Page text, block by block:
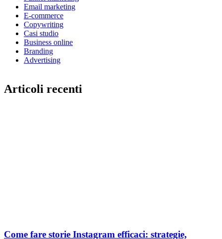
Email marketing
E-commerce
Copywriting
Casi studio
Business online
Branding
Advertising
Articoli recenti
Come fare storie Instagram efficaci: strategie,